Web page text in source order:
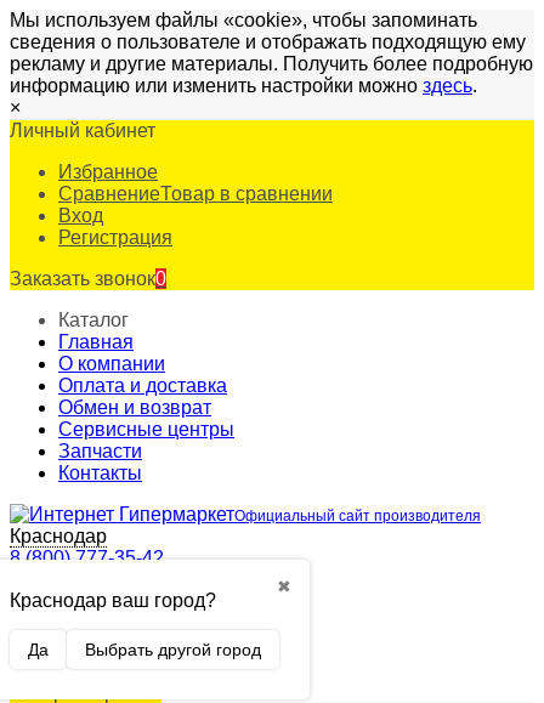
Мы используем файлы «cookie», чтобы запоминать
сведения о пользователе и отображать подходящую ему
рекламу и другие материалы. Получить более подробную
информацию или изменить настройки можно здесь.
×
Личный кабинет
Избранное
СравнениеТовар в сравнении
Вход
Регистрация
Заказать звонок0
Каталог
Главная
О компании
Оплата и доставка
Обмен и возврат
Сервисные центры
Запчасти
Контакты
Официальный сайт производителя
Краснодар
✖
Краснодар ваш город?
Да Выбрать другой город
8 (800) 777-35-42
0
0 p.
(пусто)